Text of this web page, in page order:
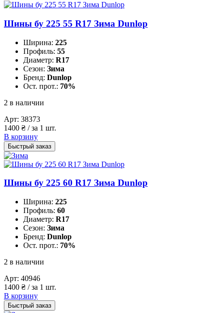
Шины бу 225 55 R17 Зима Dunlop
Ширина: 225
Профиль: 55
Диаметр: R17
Сезон: Зима
Бренд: Dunlop
Ост. прот.: 70%
2 в наличии
Арт: 38373
1400 ₴ / за 1 шт.
В корзину
Быстрый заказ
Шины бу 225 60 R17 Зима Dunlop
Ширина: 225
Профиль: 60
Диаметр: R17
Сезон: Зима
Бренд: Dunlop
Ост. прот.: 70%
2 в наличии
Арт: 40946
1400 ₴ / за 1 шт.
В корзину
Быстрый заказ